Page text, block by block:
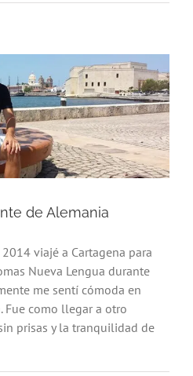
de Alemania
viajé a Cartagena para
Nueva Lengua durante
me sentí cómoda en
Fue como llegar a otro
prisas y la tranquilidad de